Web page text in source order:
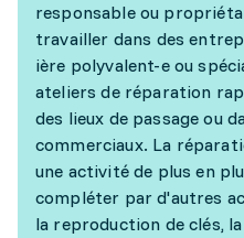
responsable ou
travailler dans des
ière polyvalent-e ou
ateliers de réparation
des lieux de passage ou
commerciaux. La
une activité de plus en
compléter par d'autres
la reproduction de clés,